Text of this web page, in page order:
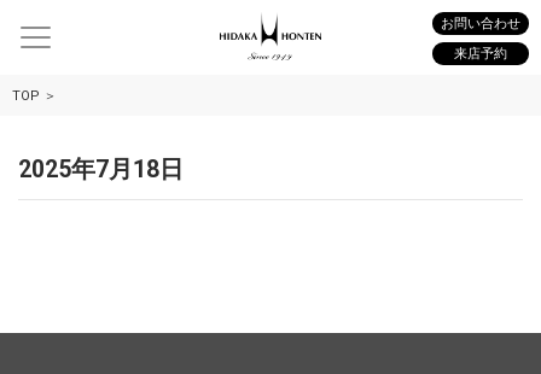
お問い合わせ
来店予約
TOP
2025年7月18日